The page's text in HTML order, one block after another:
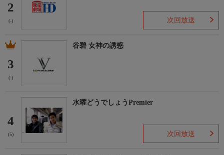
2
(-) 次回放送
3
(-)
谷碧 女神の誘惑
4
(5)
水曜どうでしょうPremier
次回放送